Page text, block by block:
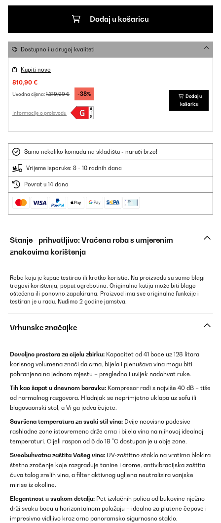
Dodaj u košaricu
Dostupno i u drugoj kvaliteti
Kupiti novo
810,90 €
Uvodna cijena:1.319,90 € -38%
Informacije o proizvodu
Dodaj u
košaricu
Samo nekoliko komada na skladištu - naruči brzo!
Vrijeme isporuke: 8 - 10 radnih dana
Povrat u 14 dana
Stanje - prihvatljivo: Vraćena roba s umjerenim
znakovima korištenja
Roba koju je kupac testirao ili kratko koristio. Na proizvodu su samo blagi
tragovi korištenja, poput ogrebotina. Originalna kutija može biti blago
oštećena ili ponovno zapakirana. Proizvod ima sve originalne funkcije i
testiran je u radu. Nudimo 2 godine jamstva.
Vrhunske značajke
Dovoljno prostora za cijelu zbirku: Kapacitet od 41 boce uz 128 litara
korisnog volumena znači da crna, bijela i pjenušava vina mogu biti
pohranjena na jednom mjestu – pregledno i uvijek nadohvat ruke.
Tih kao šapat u dnevnom boravku: Kompresor radi s najviše 40 dB – tiše
od normalnog razgovora. Hladnjak se neprimjetno uklapa uz sofu ili
blagovaonski stol, a Vi ga jedva čujete.
Savršena temperatura za svaki stil vina: Dvije neovisno podesive
rashladne zone istovremeno drže crna i bijela vina na njihovoj idealnoj
temperaturi. Cijeli raspon od 5 do 18 °C dostupan je u obje zone.
Sveobuhvatna zaštita Vašeg vina: UV-zaštitno staklo na vratima blokira
štetno zračenje koje razgrađuje tanine i arome, antivibracijska zaštita
čuva talog zrelih vina, a filter aktivnog ugljena neutralizira vanjske
mirise iz okoline.
Elegantnost u svakom detalju: Pet izvlačnih polica od bukovine nježno
drži svaku bocu u horizontalnom položaju – idealno za plutene čepove i
impresivno vidljivo kroz crno panoramsko sigurnosno staklo.